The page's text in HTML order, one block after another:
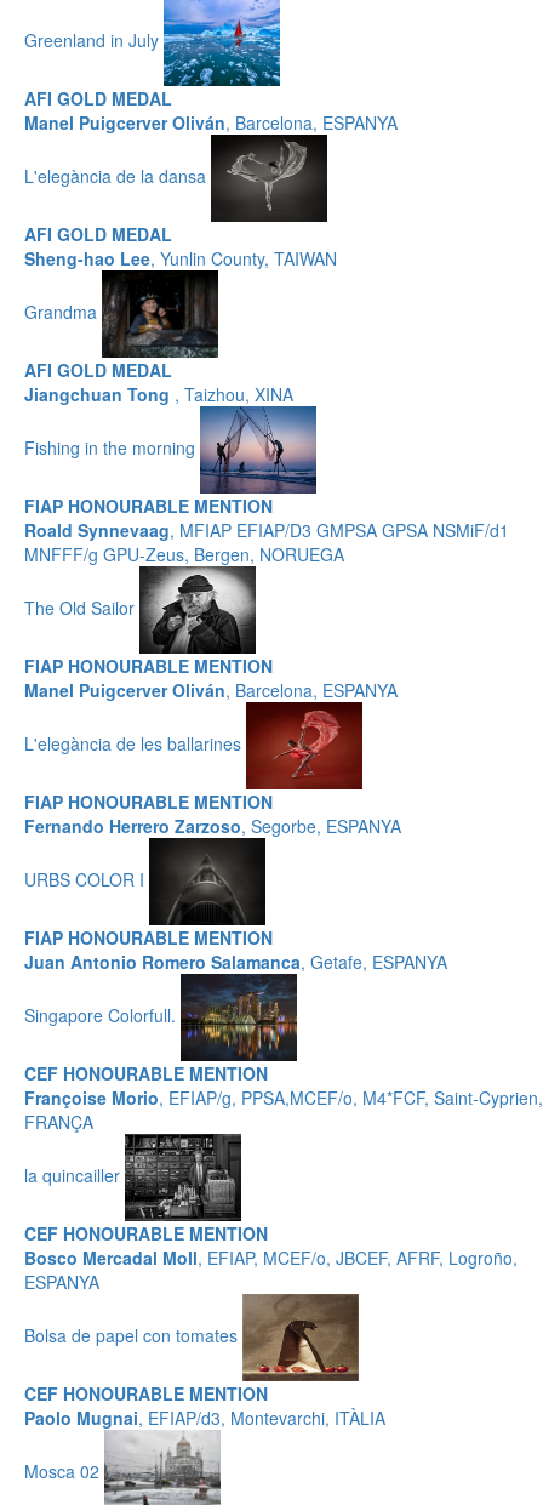
Greenland in July
AFI GOLD MEDAL
Manel Puigcerver Oliván, Barcelona, ESPANYA
L'elegància de la dansa
AFI GOLD MEDAL
Sheng-hao Lee, Yunlin County, TAIWAN
Grandma
AFI GOLD MEDAL
Jiangchuan Tong , Taizhou, XINA
Fishing in the morning
FIAP HONOURABLE MENTION
Roald Synnevaag, MFIAP EFIAP/D3 GMPSA GPSA NSMiF/d1
MNFFF/g GPU-Zeus, Bergen, NORUEGA
The Old Sailor
FIAP HONOURABLE MENTION
Manel Puigcerver Oliván, Barcelona, ESPANYA
L'elegància de les ballarines
FIAP HONOURABLE MENTION
Fernando Herrero Zarzoso, Segorbe, ESPANYA
URBS COLOR I
FIAP HONOURABLE MENTION
Juan Antonio Romero Salamanca, Getafe, ESPANYA
Singapore Colorfull.
CEF HONOURABLE MENTION
Françoise Morio, EFIAP/g, PPSA,MCEF/o, M4*FCF, Saint-Cyprien,
FRANÇA
la quincailler
CEF HONOURABLE MENTION
Bosco Mercadal Moll, EFIAP, MCEF/o, JBCEF, AFRF, Logroño,
ESPANYA
Bolsa de papel con tomates
CEF HONOURABLE MENTION
Paolo Mugnai, EFIAP/d3, Montevarchi, ITÀLIA
Mosca 02